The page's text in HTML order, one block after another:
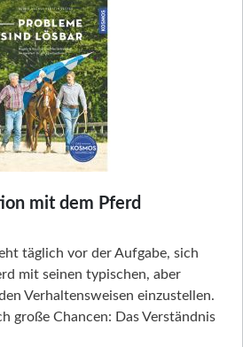
mit dem Pferd
täglich vor der Aufgabe, sich
mit seinen typischen, aber
Verhaltensweisen einzustellen.
große Chancen: Das Verständnis